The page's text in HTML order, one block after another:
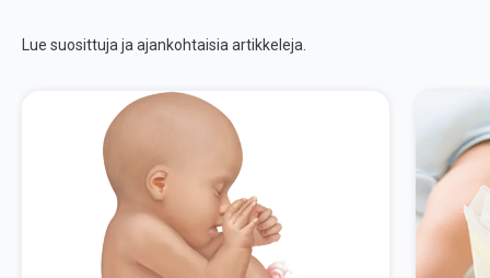
Lue suosittuja ja ajankohtaisia artikkeleja.